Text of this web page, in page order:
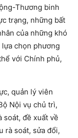
Thương binh
trạng, những bất
của những khó
chọn phương
với Chính phủ,
quản lý viên
Nội vụ chủ trì,
soát, đề xuất về
rà soát, sửa đổi,